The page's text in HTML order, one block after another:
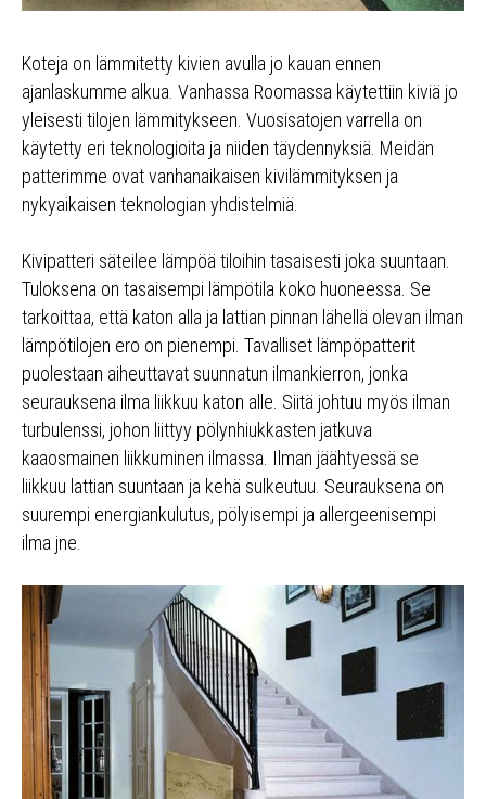
Koteja on lämmitetty kivien avulla jo kauan ennen
ajanlaskumme alkua. Vanhassa Roomassa käytettiin kiviä jo
yleisesti tilojen lämmitykseen. Vuosisatojen varrella on
käytetty eri teknologioita ja niiden täydennyksiä. Meidän
patterimme ovat vanhanaikaisen kivilämmityksen ja
nykyaikaisen teknologian yhdistelmiä.
Kivipatteri säteilee lämpöä tiloihin tasaisesti joka suuntaan.
Tuloksena on tasaisempi lämpötila koko huoneessa. Se
tarkoittaa, että katon alla ja lattian pinnan lähellä olevan ilman
lämpötilojen ero on pienempi. Tavalliset lämpöpatterit
puolestaan aiheuttavat suunnatun ilmankierron, jonka
seurauksena ilma liikkuu katon alle. Siitä johtuu myös ilman
turbulenssi, johon liittyy pölynhiukkasten jatkuva
kaaosmainen liikkuminen ilmassa. Ilman jäähtyessä se
liikkuu lattian suuntaan ja kehä sulkeutuu. Seurauksena on
suurempi energiankulutus, pölyisempi ja allergeenisempi
ilma jne.